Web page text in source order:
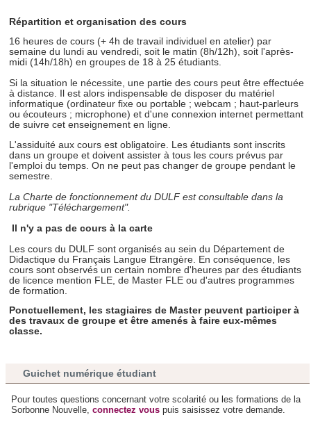
Répartition et organisation des cours
16 heures de cours (+ 4h de travail individuel en atelier) par
semaine du lundi au vendredi, soit le matin (8h/12h), soit l'après-
midi (14h/18h) en groupes de 18 à 25 étudiants.
Si la situation le nécessite, une partie des cours peut être effectuée
à distance.
Il est alors indispensable de disposer du matériel
informatique (ordinateur fixe ou portable ; webcam ; haut-parleurs
ou écouteurs ; microphone) et d'une connexion internet permettant
de suivre cet enseignement en ligne.
L'assiduité aux cours est obligatoire. Les étudiants sont inscrits
dans un groupe et doivent assister à tous les cours prévus par
l'emploi du temps. On ne peut pas changer de groupe pendant le
semestre.
La Charte de fonctionnement du DULF est consultable dans la
rubrique "Téléchargement".
Il n'y a pas de cours à la carte
Les cours du DULF sont organisés au sein du Département de
Didactique du Français Langue Etrangère. En conséquence, les
cours sont observés un certain nombre d'heures par des étudiants
de licence mention FLE, de Master FLE ou d'autres programmes
de formation.
Ponctuellement, les stagiaires de Master peuvent participer à
des travaux de groupe et être amenés à faire eux-mêmes
classe.
Guichet numérique étudiant
Pour toutes questions concernant votre scolarité ou les formations de la
Sorbonne Nouvelle, connectez vous puis saisissez votre demande.